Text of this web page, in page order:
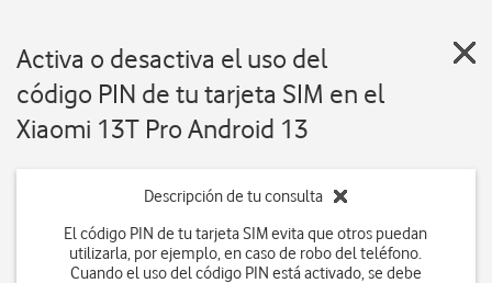
Activa o desactiva el uso del
código PIN de tu tarjeta SIM en el
Xiaomi 13T Pro Android 13
Descripción de tu consulta
El código PIN de tu tarjeta SIM evita que otros puedan
utilizarla, por ejemplo, en caso de robo del teléfono.
Cuando el uso del código PIN está activado, se debe